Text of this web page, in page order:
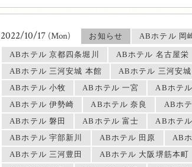
2022/10/17 (Mon) お知らせ ABホテル 岡
ABホテル 京都四条堀川 ABホテル 名古屋栄
ABホテル 三河安城 本館
ABホテル 三河安
ABホテル 小牧
ABホテル 一宮 ABホテ
ABホテル 伊勢崎
ABホテル 奈良 ABホ
ABホテル 磐田
ABホテル 富士 ABホテ
ABホテル 宇部新川
ABホテル 田原 AB
ABホテル 三河豊田
ABホテル 大阪堺筋本町